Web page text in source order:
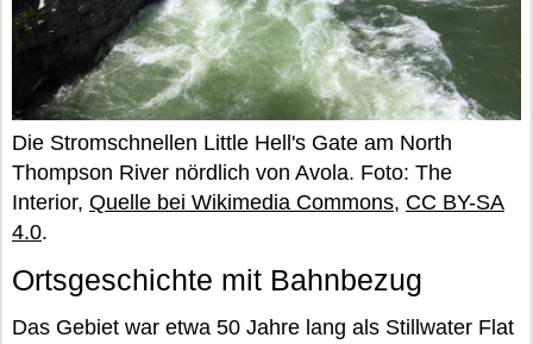
Die Stromschnellen Little Hell's Gate am North
Thompson River nördlich von Avola. Foto: The
Interior, Quelle bei Wikimedia Commons, CC BY-SA
4.0.
Ortsgeschichte mit Bahnbezug
Das Gebiet war etwa 50 Jahre lang als Stillwater Flat